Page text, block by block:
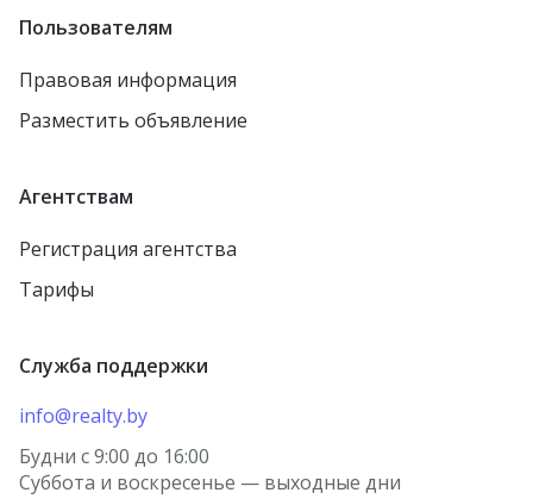
Пользователям
Правовая информация
Разместить объявление
Агентствам
Регистрация агентства
Тарифы
Служба поддержки
info@realty.by
Будни с 9:00 до 16:00
Суббота и воскресенье — выходные дни